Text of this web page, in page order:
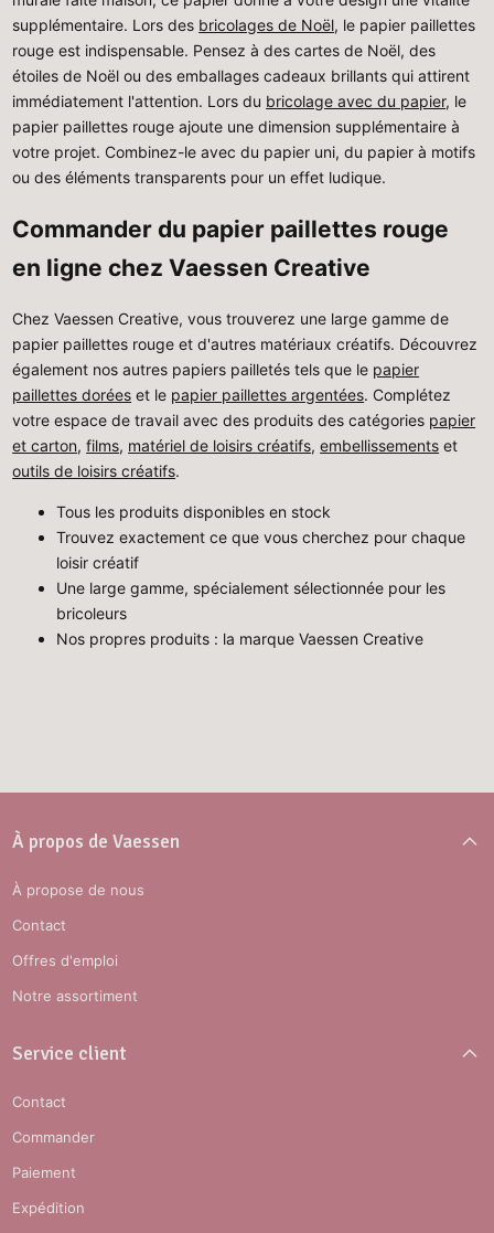
supplémentaire. Lors des bricolages de Noël, le papier paillettes
rouge est indispensable. Pensez à des cartes de Noël, des
étoiles de Noël ou des emballages cadeaux brillants qui attirent
immédiatement l'attention. Lors du bricolage avec du papier, le
papier paillettes rouge ajoute une dimension supplémentaire à
votre projet. Combinez-le avec du papier uni, du papier à motifs
ou des éléments transparents pour un effet ludique.
Commander du papier paillettes rouge
en ligne chez Vaessen Creative
Chez Vaessen Creative, vous trouverez une large gamme de
papier paillettes rouge et d'autres matériaux créatifs. Découvrez
également nos autres papiers pailletés tels que le papier
paillettes dorées et le papier paillettes argentées. Complétez
votre espace de travail avec des produits des catégories papier
et carton,films, matériel de loisirs créatifs,embellissements et
outils de loisirs créatifs.
Tous les produits disponibles en stock
Trouvez exactement ce que vous cherchez pour chaque
loisir créatif
Une large gamme, spécialement sélectionnée pour les
bricoleurs
Nos propres produits : la marque Vaessen Creative
À propos de Vaessen
À propose de nous
Contact
Offres d'emploi
Notre assortiment
Service client
Contact
Commander
Paiement
Expédition